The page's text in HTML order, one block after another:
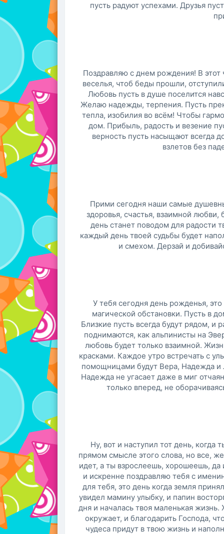
пусть радуют успехами. Друзья
Поздравляю с днем рождения! В
веселья, чтоб беды прошли,
Любовь пусть в душе поселится
Желаю надежды, терпения. Пусть
тепла, изобилия во всём! Чтобы
дом. Прибыль, радость и везение
верность пусть насыщают всегда
взлетов без
Прими сегодня наши самые
здоровья, счастья, взаимной любви,
день станет поводом для радости
каждый день твоей судьбы будет
и смехом. Дерзай и
У тебя сегодня день рожденья,
магической обстановки. Пусть в
Близкие пусть всегда будут рядом,
поднимаются, как альпинисты на
любовь будет только взаимной.
красками. Каждое утро встречать с
помощницами будут Вера, Надежда и
Надежда не угасает даже в миг
только вперед, не
Ну, вот и наступил тот день, когда
прямом смысле этого слова, но все,
идет, а ты взрослеешь, хорошеешь, да
и искренне поздравляю тебя с
для тебя, это день когда земля
увидел мамину улыбку, и папин
дня и началась твоя маленькая
окружает, и благодарить Господа,
чудеса придут в твою жизнь и